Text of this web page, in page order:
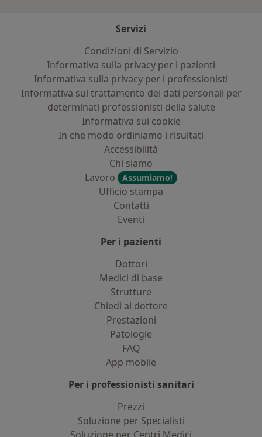
Servizi
Condizioni di Servizio
Informativa sulla privacy per i pazienti
Informativa sulla privacy per i professionisti
Informativa sul trattamento dei dati personali per
determinati professionisti della salute
Informativa sui cookie
In che modo ordiniamo i risultati
Accessibilità
Chi siamo
Lavoro
Assumiamo!
Ufficio stampa
Contatti
Eventi
Per i pazienti
Dottori
Medici di base
Strutture
Chiedi al dottore
Prestazioni
Patologie
FAQ
App mobile
Per i professionisti sanitari
Prezzi
Soluzione per Specialisti